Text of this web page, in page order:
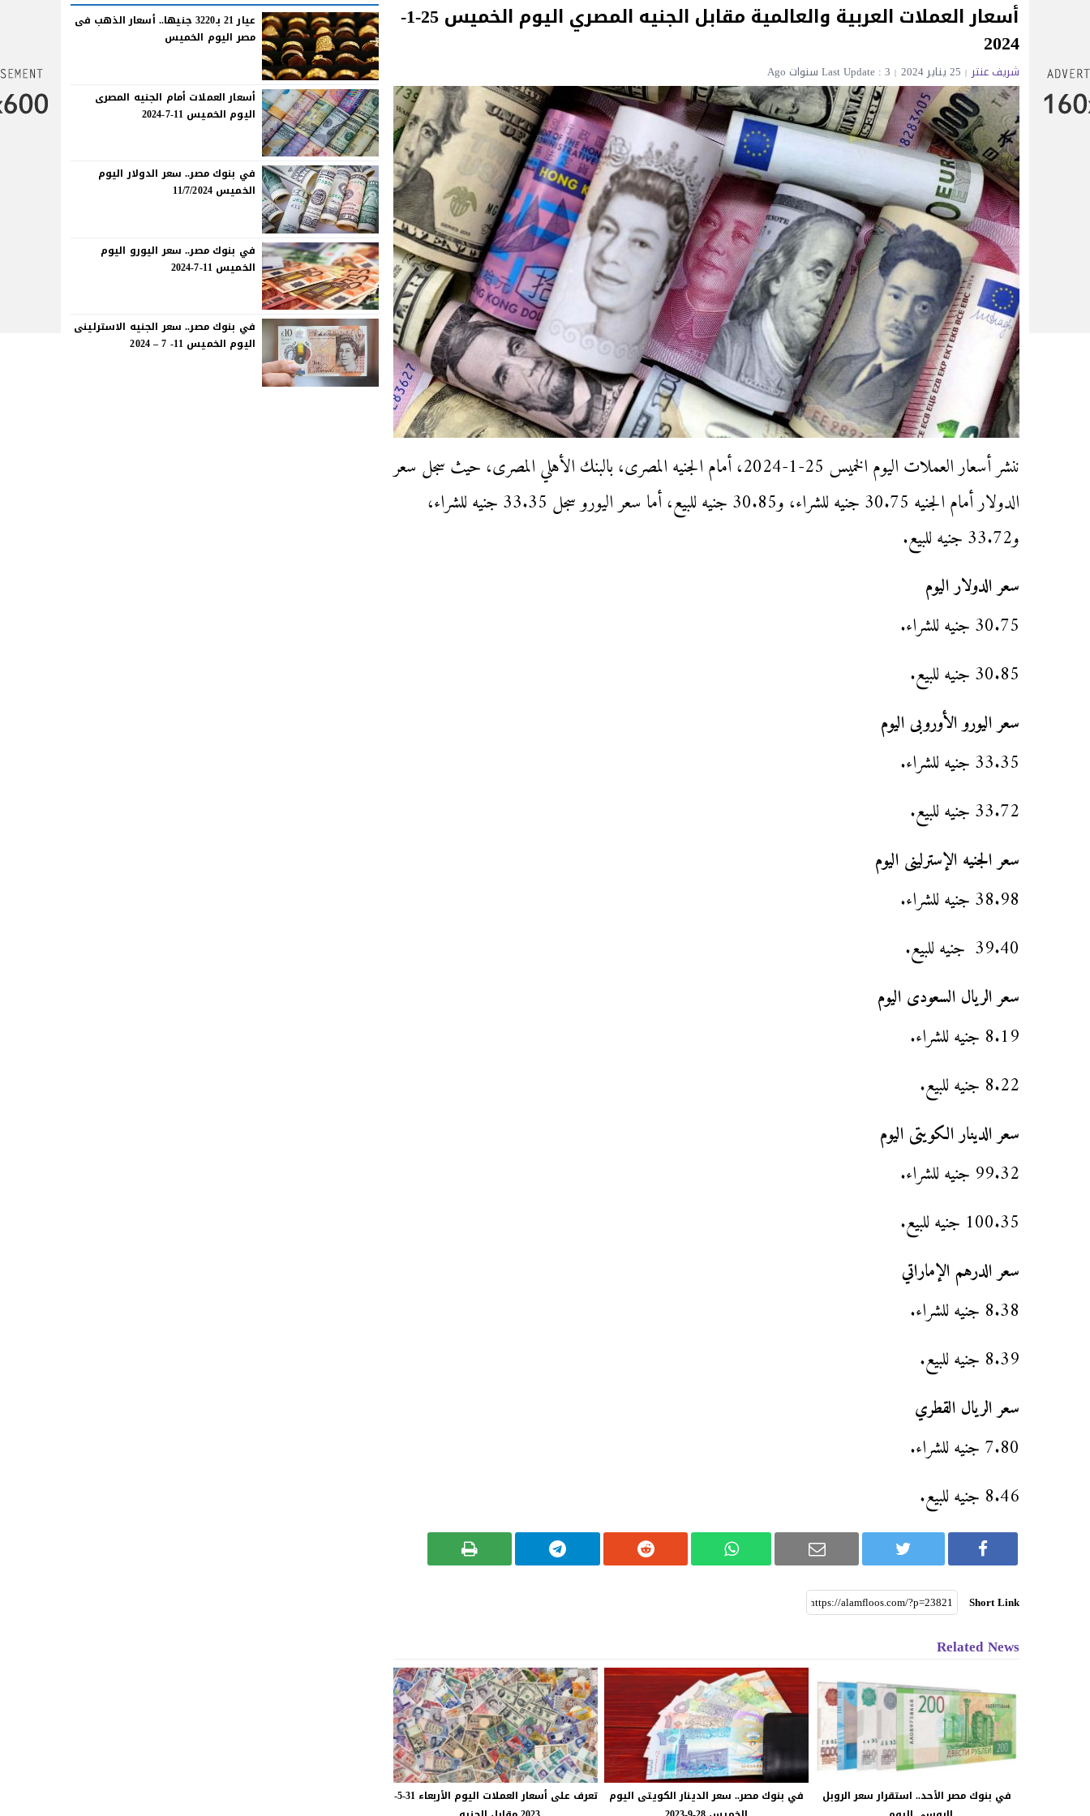
أسعار العملات العربية والعالمية مقابل الجنيه المصري اليوم الخميس 25-1-
2024
شريف عنتر 25 يناير 2024 Last Update : 3 سنوات Ago
ننشر أسعار العملات اليوم الخميس 25-1-2024، أمام الجنيه المصرى، بالبنك الأهلي المصرى، حيث سجل سعر
الدولار أمام الجنيه 30.75 جنيه للشراء، و30.85 جنيه للبيع، أما سعر اليورو سجل 33.35 جنيه للشراء،
و33.72 جنيه للبيع.
سعر الدولار اليوم
30.75 جنيه للشراء.
30.85 جنيه للبيع.
سعر اليورو الأوروبى اليوم
33.35 جنيه للشراء.
33.72 جنيه للبيع.
سعر الجنيه الإسترلينى اليوم
38.98 جنيه للشراء.
39.40 جنيه للبيع.
سعر الريال السعودى اليوم
8.19 جنيه للشراء.
8.22 جنيه للبيع.
سعر الدينار الكويتى اليوم
99.32 جنيه للشراء.
100.35 جنيه للبيع.
سعر الدرهم الإماراتي
8.38 جنيه للشراء.
8.39 جنيه للبيع.
سعر الريال القطري
7.80 جنيه للشراء.
8.46 جنيه للبيع.
Short Link
Related News
في بنوك مصر الأحد.. استقرار سعر الروبل
في بنوك مصر.. سعر الدينار الكويتى اليوم
تعرف على أسعار العملات اليوم الأربعاء 31-5-
عيار 21 بـ3220 جنيها.. أسعار الذهب فى
مصر اليوم الخميس
أسعار العملات أمام الجنيه المصرى
اليوم الخميس 11-7-2024
في بنوك مصر.. سعر الدولار اليوم
الخميس 11/7/2024
في بنوك مصر.. سعر اليورو اليوم
الخميس 11-7-2024
في بنوك مصر.. سعر الجنيه الاسترلينى
اليوم الخميس 11- 7 – 2024